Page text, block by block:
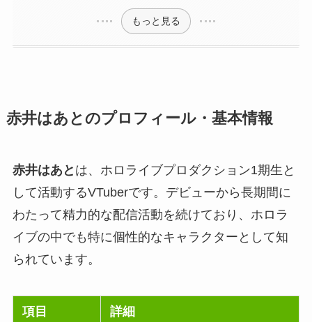
もっと見る
赤井はあとのプロフィール・基本情報
赤井はあと は、ホロライブプロダクション1期生と
して活動するVTuberです。デビューから長期間に
わたって精力的な配信活動を続けており、ホロラ
イブの中でも特に個性的なキャラクターとして知
られています。
項目 詳細